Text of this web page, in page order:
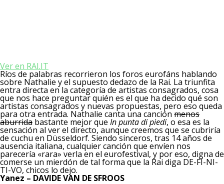
Ver en RAI.IT
Ríos de palabras recorrieron los foros eurofáns hablando
sobre Nathalie y el supuesto dedazo de la Rai. La triunfita
entra directa en la categoría de artistas consagrados, cosa
que nos hace preguntar quién es el que ha decido qué son
artistas consagrados y nuevas propuestas, pero eso queda
para otra entrada. Nathalie canta una canción menos
aburrida bastante mejor que In punta di piedi, o esa es la
sensación al ver el directo, aunque creemos que se cubriría
de cuchu en Düsseldorf. Siendo sinceros, tras 14 años de
ausencia italiana, cualquier canción que envíen nos
parecería «rara» verla en el eurofestival, y por eso, digna de
comerse un mierdón de tal forma que la Rai diga DE-FI-NI-
TI-VO, chicos lo dejo.
Yanez – DAVIDE VAN DE SFROOS